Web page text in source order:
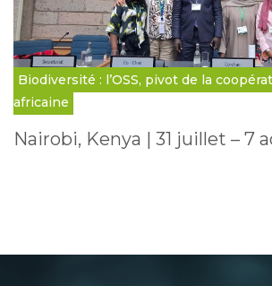
Biodiversité : l’OSS, pivot de la
africaine
Nairobi, Kenya | 31 juillet – 7